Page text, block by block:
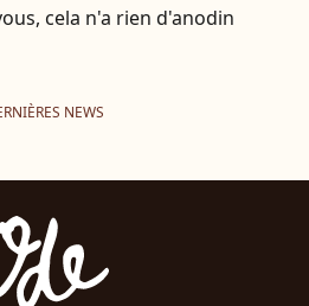
cela n'a rien d'anodin
NEWS